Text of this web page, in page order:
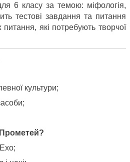
6 класу за темою: міфологія,
тестові завдання та питання
питання, які потребують творчої
культури;